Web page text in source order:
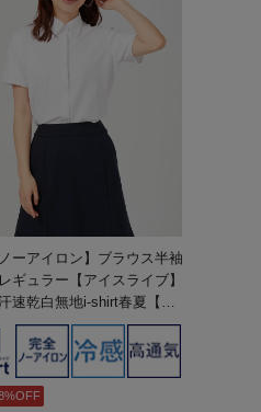
ノーアイロン】ブラウス半袖
ギュラー【アイスライブ】
速乾白無地i-shirt春夏【レ
】